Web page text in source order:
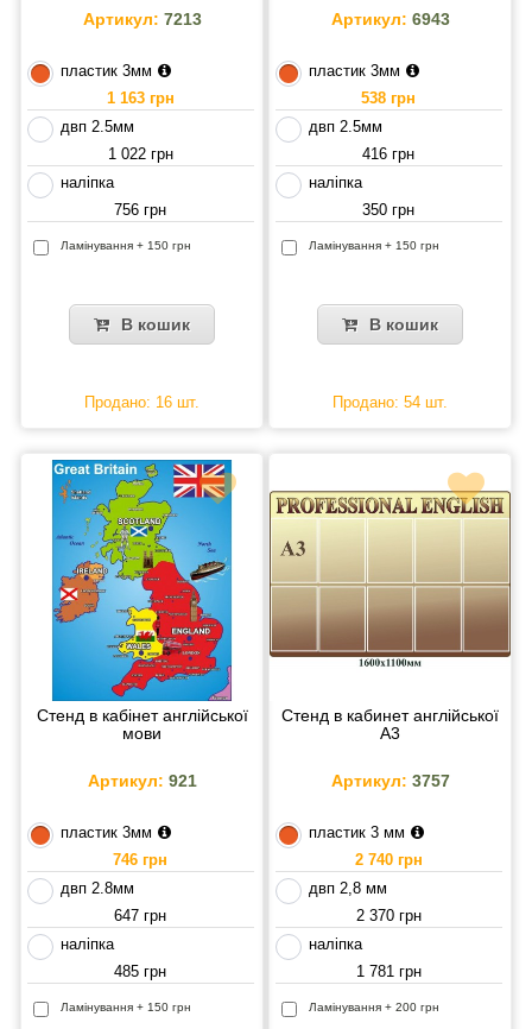
Артикул: 7213
пластик 3мм
1 163 грн
двп 2.5мм
1 022 грн
наліпка
756 грн
Ламінування + 150 грн
В кошик
Продано: 16 шт.
Артикул: 6943
пластик 3мм
538 грн
двп 2.5мм
416 грн
наліпка
350 грн
Ламінування + 150 грн
В кошик
Продано: 54 шт.
Стенд в кабінет англійської
мови
Артикул: 921
пластик 3мм
746 грн
двп 2.8мм
647 грн
наліпка
485 грн
Ламінування + 150 грн
Стенд в кабинет англійської
А3
Артикул: 3757
пластик 3 мм
2 740 грн
двп 2,8 мм
2 370 грн
наліпка
1 781 грн
Ламінування + 200 грн